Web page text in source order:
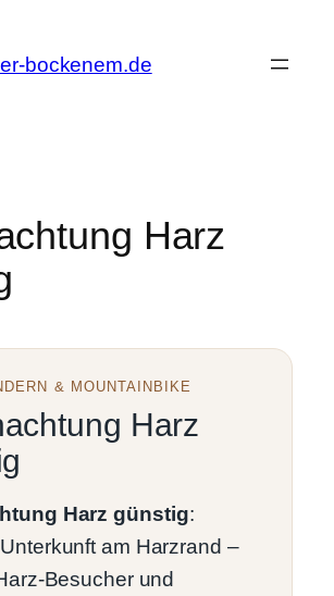
bockenem.de
Harz
& MOUNTAINBIKE
Harz
Harz günstig:
am Harzrand –
Besucher und